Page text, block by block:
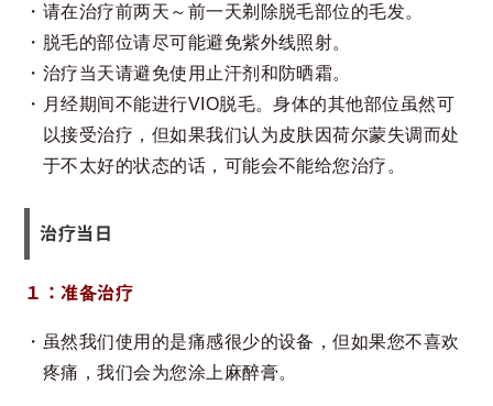
请在治疗前两天～前一天剃除脱毛部位的毛发。
脱毛的部位请尽可能避免紫外线照射。
治疗当天请避免使用止汗剂和防晒霜。
月经期间不能进行VIO脱毛。身体的其他部位虽然可
以接受治疗，但如果我们认为皮肤因荷尔蒙失调而处
于不太好的状态的话，可能会不能给您治疗。
治疗当日
１：准备治疗
虽然我们使用的是痛感很少的设备，但如果您不喜欢
疼痛，我们会为您涂上麻醉膏。